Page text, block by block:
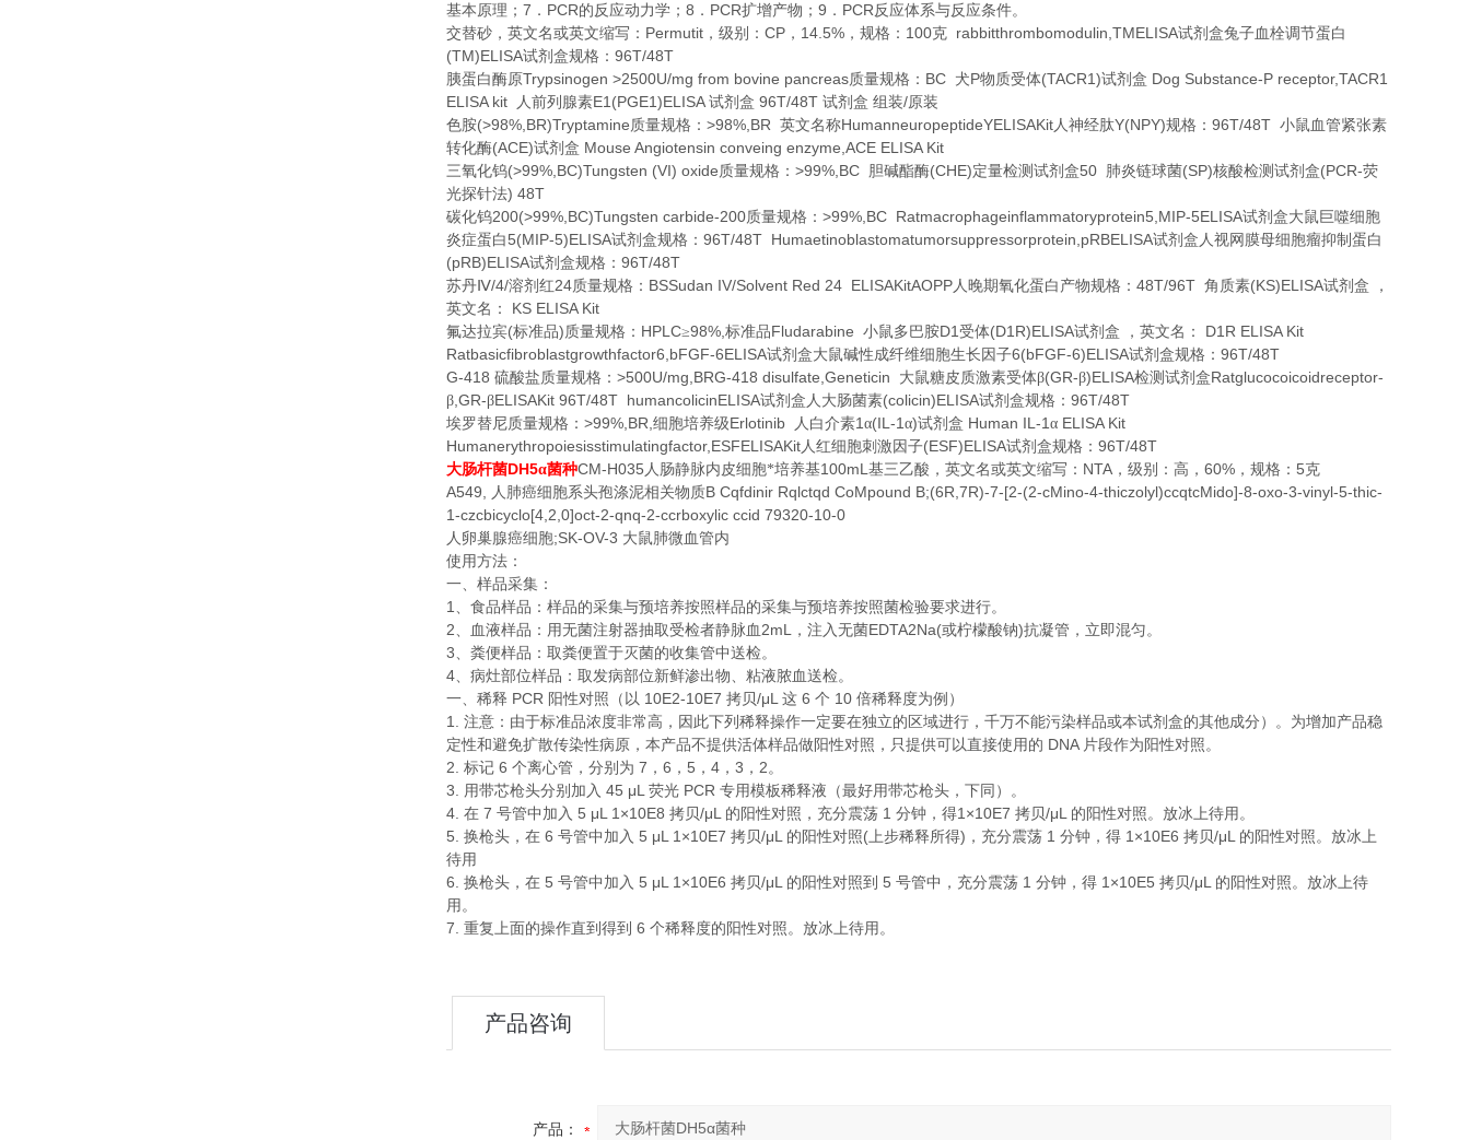
基本原理； 7 ． PCR的反应动力学； 8 ． PCR扩增产物； 9 ． PCR反应体系与反应条件。
交替砂，英文名或英文缩写： Permutit ，级别： CP ， 14.5% ，规格： 100克 rabbitthrombomodulin,TMELISA试剂盒兔子血栓调节蛋白
(TM)ELISA试剂盒规格： 96T/48T
胰蛋白酶原Trypsinogen >2500U/mg from bovine pancreas质量规格： BC 犬P物质受体(TACR1)试剂盒 Dog Substance-P receptor,TACR1
ELISA kit
人前列腺素E1(PGE1)ELISA 试剂盒 96T/48T 试剂盒 组装/原装
色胺(>98%,BR)Tryptamine质量规格： >98%,BR 英文名称HumanneuropeptideYELISAKit人神经肽Y(NPY)规格： 96T/48T 小鼠血管紧张素
转化酶(ACE)试剂盒 Mouse Angiotensin conveing enzyme,ACE ELISA Kit
三氧化钨(>99%,BC)Tungsten (VI) oxide质量规格： >99%,BC 胆碱酯酶(CHE)定量检测试剂盒50 肺炎链球菌(SP)核酸检测试剂盒(PCR-荧
光探针法) 48T
碳化钨200(>99%,BC)Tungsten carbide-200质量规格： >99%,BC Ratmacrophageinflammatoryprotein5,MIP-5ELISA试剂盒大鼠巨噬细胞
炎症蛋白5(MIP-5)ELISA试剂盒规格： 96T/48T Humaetinoblastomatumorsuppressorprotein,pRBELISA试剂盒人视网膜母细胞瘤抑制蛋白
(pRB)ELISA试剂盒规格： 96T/48T
苏丹Ⅳ/4/溶剂红24质量规格： BSSudan IV/Solvent Red 24 ELISAKitAOPP人晚期氧化蛋白产物规格： 48T/96T 角质素(KS)ELISA试剂盒
，
英文名：
KS ELISA Kit
氟达拉宾(标准品)质量规格： HPLC≥98%, 标准品Fludarabine 小鼠多巴胺D1 受体(D1R)ELISA试剂盒 ，英文名：
D1R ELISA Kit
Ratbasicfibroblastgrowthfactor6,bFGF-6ELISA试剂盒大鼠碱性成纤维细胞生长因子6(bFGF-6)ELISA试剂盒规格： 96T/48T
G-418 硫酸盐质量规格： >500U/mg,BRG-418 disulfate,Geneticin 大鼠糖皮质激素受体β(GR-β)ELISA检测试剂盒Ratglucocoicoidreceptor-
β ,GR-βELISAKit 96T/48T humancolicinELISA试剂盒人大肠菌素(colicin)ELISA试剂盒规格： 96T/48T
埃罗替尼质量规格： >99%,BR, 细胞培养级Erlotinib 人白介素1 α(IL-1 α)试剂盒 Human IL-1 α ELISA Kit
Humanerythropoiesisstimulatingfactor,ESFELISAKit人红细胞刺激因子(ESF)ELISA试剂盒规格： 96T/48T
大肠杆菌DH5α菌种CM-H035 人肠静脉内皮细胞*培养基100mL 基三乙酸，英文名或英文缩写： NTA ，级别：高， 60% ，规格： 5克
A549, 人肺癌细胞系头孢涤泥相关物质B Cqfdinir Rqlctqd CoMpound B;(6R,7R)-7-[2-(2-cMino-4-thiczolyl)ccqtcMido]-8-oxo-3-vinyl-5-thic-
1-czcbicyclo[4,2,0]oct-2-qnq-2-ccrboxylic ccid 79320-10-0
人卵巢腺癌细胞;SK-OV-3 大鼠肺微血管内
使用方法：
一、样品采集：
1 、食品样品：样品的采集与预培养按照样品的采集与预培养按照菌检验要求进行。
2、血液样品：用无菌注射器抽取受检者静脉血 2mL ，注入无菌EDTA2Na(或柠檬酸钠)抗凝管，立即混匀。
3、粪便样品：取粪便置于灭菌的收集管中送检。
4、病灶部位样品：取发病部位新鲜渗出物、粘液脓血送检。
一、稀释 PCR 阳性对照（以 10E2-10E7 拷贝/μL 这 6 个 10 倍稀释度为例）
1. 注意：由于标准品浓度非常高，因此下列稀释操作一定要在独立的区域进行，千万不能污染样品或本试剂盒的其他成分）。为增加产品稳
定性和避免扩散传染性病原，本产品不提供活体样品做阳性对照，只提供可以直接使用的 DNA 片段作为阳性对照。
2. 标记 6 个离心管，分别为 7 ， 6 ， 5 ， 4 ， 3 ， 2。
3. 用带芯枪头分别加入 45 μL 荧光 PCR 专用模板稀释液（最好用带芯枪头，下同）。
4. 在 7 号管中加入 5 μL 1×10E8 拷贝/μL 的阳性对照，充分震荡 1 分钟，得1×10E7 拷贝/μL 的阳性对照。放冰上待用。
5. 换枪头，在 6 号管中加入 5 μL 1×10E7 拷贝/μL 的阳性对照(上步稀释所得) ，充分震荡 1 分钟，得 1×10E6 拷贝/μL 的阳性对照。放冰上
待用
6. 换枪头，在 5 号管中加入 5 μL 1×10E6 拷贝/μL 的阳性对照到 5 号管中，充分震荡 1 分钟，得 1×10E5 拷贝/μL 的阳性对照。放冰上待
用。
7. 重复上面的操作直到得到 6 个稀释度的阳性对照。放冰上待用。
产品咨询
产品：